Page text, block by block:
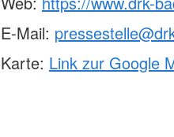
E-Mail:
Karte: Link zur Google